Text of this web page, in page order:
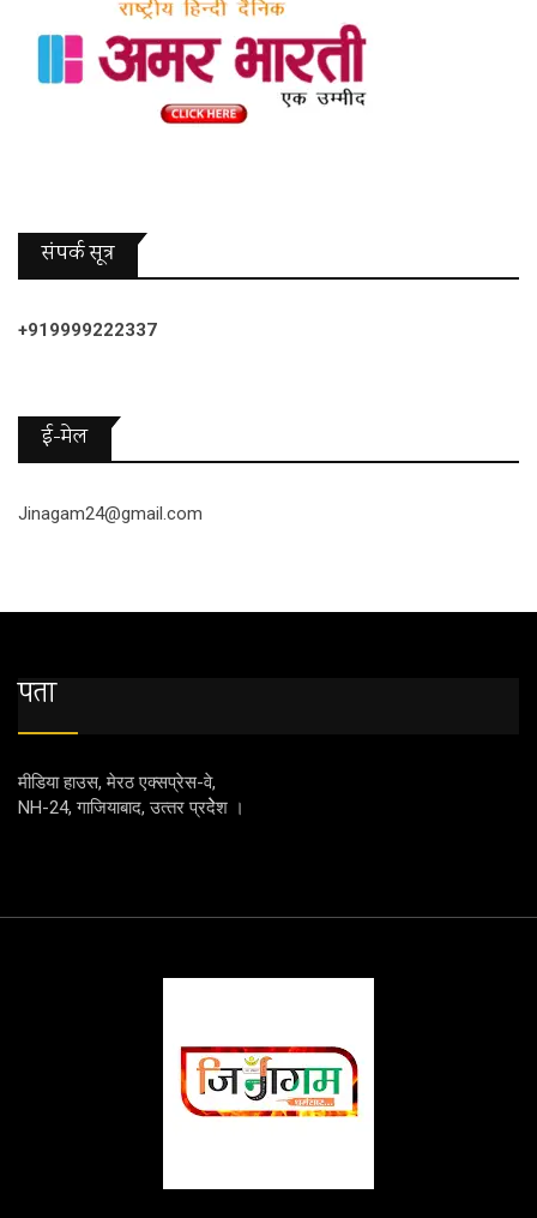
संपर्क सूत्र
+919999222337
ई-मेल
Jinagam24@gmail.com
पता
मीडिया हाउस, मेरठ एक्‍सप्रेस-वे,
NH-24, गाजियाबाद, उत्‍तर प्रदेेेेश ।